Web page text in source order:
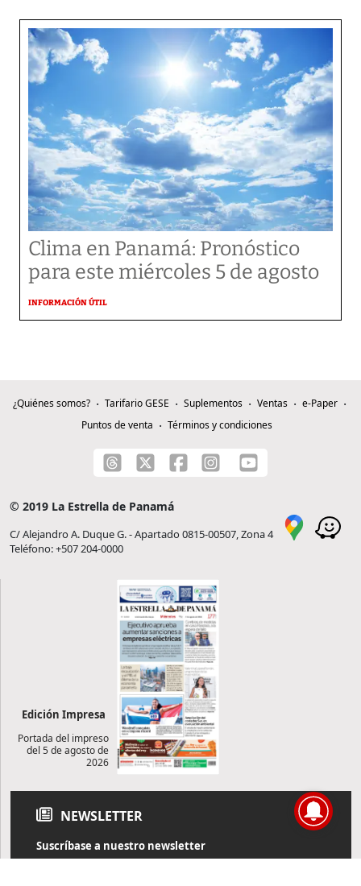
Clima en Panamá: Pronóstico
para este miércoles 5 de agosto
INFORMACIÓN ÚTIL
¿Quiénes somos? Tarifario GESE Suplementos Ventas
e-Paper
Puntos de venta
Términos y condiciones
© 2019 La Estrella de Panamá
C/ Alejandro A. Duque G. - Apartado 0815-00507, Zona 4
Teléfono: +507 204-0000
Edición Impresa
Portada del impreso
del 5 de agosto de
2026
NEWSLETTER
Suscríbase a nuestro newsletter
Reciba diariamente información de actualidad directamente en